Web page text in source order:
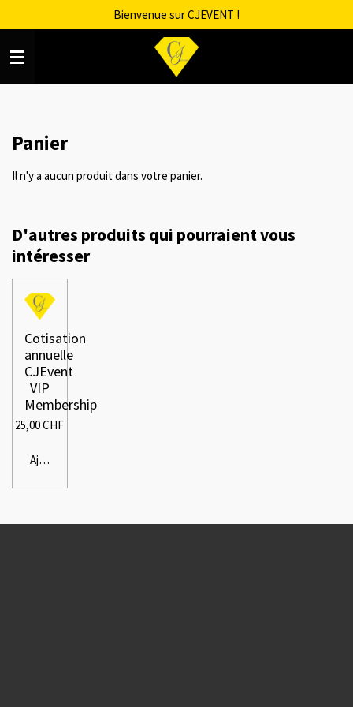
au
contenu
principal
Bienvenue sur CJEVENT !
Panier
Il n'y a aucun produit dans votre panier.
D'autres produits qui pourraient vous
intéresser
Cotisation
annuelle
CJEvent
VIP
Membership
25,00 CHF
Ajouter au panier